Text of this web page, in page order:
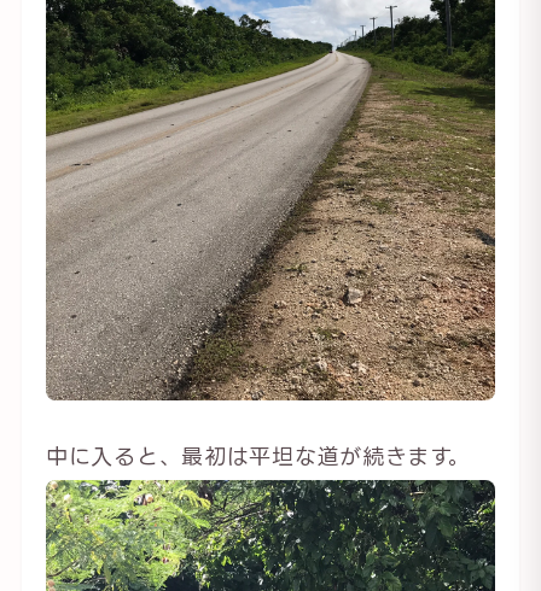
中に入ると、最初は平坦な道が続きます。